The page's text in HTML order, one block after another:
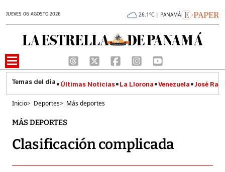
JUEVES 06 AGOSTO 2026 26.1°C | PANAMÁ
Últimas Noticias La Llorona Venezuela José
Inicio> Deportes> Más deportes
MÁS DEPORTES
Clasificación complicada